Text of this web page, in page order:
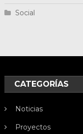
Social
CATEGORÍAS
Noticias
Proyectos